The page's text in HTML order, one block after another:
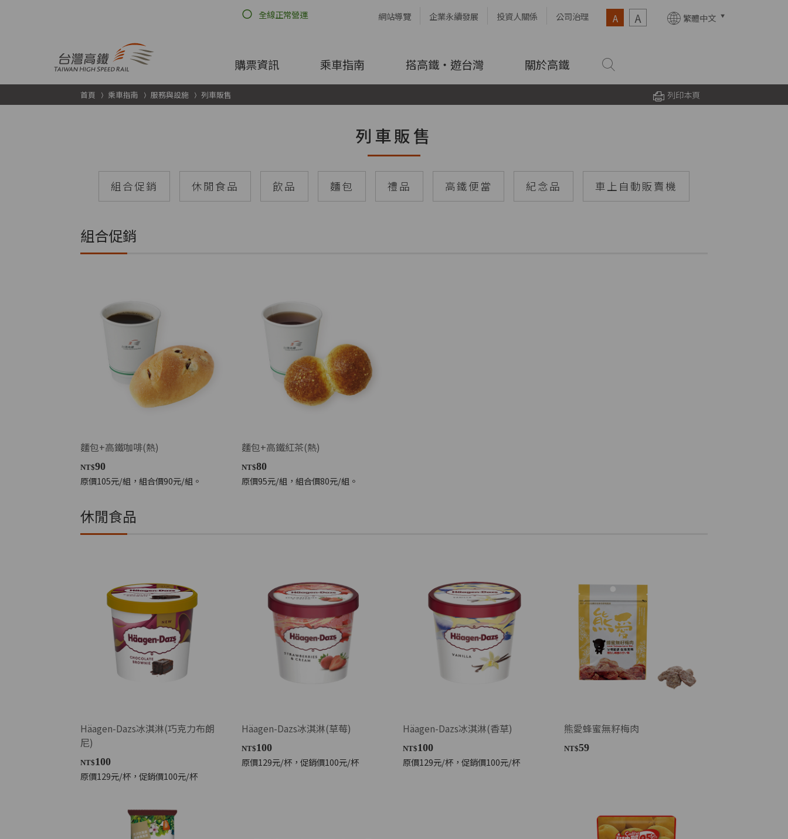
購票資訊 乘車指南 搭高鐵・遊台灣 關於高鐵
網站導覽 企業永續發展 投資人關係 公司治理 A A 繁體中文
首頁 乘車指南 服務與設施 列車販售 列印本頁
列車販售
組合促銷 休閒食品 飲品 麵包 禮品 高鐵便當 紀念品 車上自動販賣機
組合促銷
麵包+高鐵咖啡(熱)
NT$90
原價105元/組，組合價90元/組。
麵包+高鐵紅茶(熱)
NT$80
原價95元/組，組合價80元/組。
休閒食品
Häagen-Dazs冰淇淋(巧克力布朗
尼)
NT$100
原價129元/杯，促銷價100元/杯
Häagen-Dazs冰淇淋(草莓)
NT$100
原價129元/杯，促銷價100元/杯
Häagen-Dazs冰淇淋(香草)
NT$100
原價129元/杯，促銷價100元/杯
熊愛蜂蜜無籽梅肉
NT$59